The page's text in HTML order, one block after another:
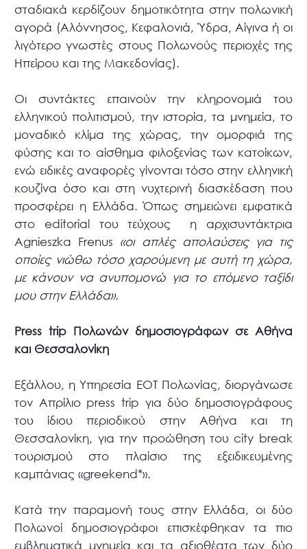
σταδιακά κερδίζουν δημοτικότητα στην πολωνική
αγορά (Αλόννησος, Κεφαλονιά, Ύδρα, Αίγινα ή οι
λιγότερο γνωστές στους Πολωνούς περιοχές της
Ηπείρου και της Μακεδονίας).
Οι συντάκτες επαινούν την κληρονομιά του
ελληνικού πολιτισμού, την ιστορία, τα μνημεία, το
μοναδικό κλίμα της χώρας, την ομορφιά της
φύσης και το αίσθημα φιλοξενίας των κατοίκων,
ενώ ειδικές αναφορές γίνονται τόσο στην ελληνική
κουζίνα όσο και στη νυχτερινή διασκέδαση που
προσφέρει η Ελλάδα. Όπως σημειώνει εμφατικά
στο editorial του τεύχους η αρχισυντάκτρια
Agnieszka Frenus «οι απλές απολαύσεις για τις
οποίες νιώθω τόσο χαρούμενη με αυτή τη χώρα,
με κάνουν να ανυπομονώ για το επόμενο ταξίδι
μου στην Ελλάδα».
Press trip Πολωνών δημοσιογράφων σε Αθήνα
και Θεσσαλονίκη
Εξάλλου, η Υπηρεσία ΕΟΤ Πολωνίας, διοργάνωσε
τον Απρίλιο press trip για δύο δημοσιογράφους
του ίδιου περιοδικού στην Αθήνα και τη
Θεσσαλονίκη, για την προώθηση του city break
τουρισμού στο πλαίσιο της εξειδικευμένης
καμπάνιας «greekend*».
Κατά την παραμονή τους στην Ελλάδα, οι δύο
Πολωνοί δημοσιογράφοι επισκέφθηκαν τα πιο
εμβληματικά μνημεία και τα αξιοθέατα των δύο